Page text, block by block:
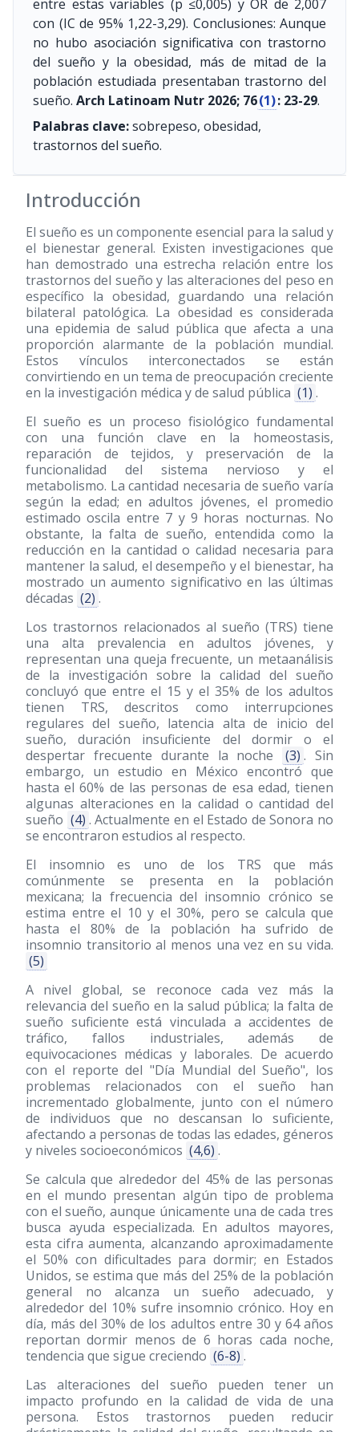
entre estas variables (p ≤0,005) y OR de 2,007
con (IC de 95% 1,22-3,29). Conclusiones: Aunque
no hubo asociación significativa con trastorno
del sueño y la obesidad, más de mitad de la
población estudiada presentaban trastorno del
sueño. Arch Latinoam Nutr 2026; 76(1): 23-29.
Palabras clave:sobrepeso, obesidad,
trastornos del sueño.
Introducción
El sueño es un componente esencial para la salud y
el bienestar general. Existen investigaciones que
han demostrado una estrecha relación entre los
trastornos del sueño y las alteraciones del peso en
específico la obesidad, guardando una relación
bilateral patológica. La obesidad es considerada
una epidemia de salud pública que afecta a una
proporción alarmante de la población mundial.
Estos vínculos interconectados se están
convirtiendo en un tema de preocupación creciente
en la investigación médica y de salud pública (1) .
El sueño es un proceso fisiológico fundamental
con una función clave en la homeostasis,
reparación de tejidos, y preservación de la
funcionalidad del sistema nervioso y el
metabolismo. La cantidad necesaria de sueño varía
según la edad; en adultos jóvenes, el promedio
estimado oscila entre 7 y 9 horas nocturnas. No
obstante, la falta de sueño, entendida como la
reducción en la cantidad o calidad necesaria para
mantener la salud, el desempeño y el bienestar, ha
mostrado un aumento significativo en las últimas
décadas (2) .
Los trastornos relacionados al sueño (TRS) tiene
una alta prevalencia en adultos jóvenes, y
representan una queja frecuente, un metaanálisis
de la investigación sobre la calidad del sueño
concluyó que entre el 15 y el 35% de los adultos
tienen TRS, descritos como interrupciones
regulares del sueño, latencia alta de inicio del
sueño, duración insuficiente del dormir o el
despertar frecuente durante la noche
(3) . Sin
embargo, un estudio en México encontró que
hasta el 60% de las personas de esa edad, tienen
algunas alteraciones en la calidad o cantidad del
sueño (4) . Actualmente en el Estado de Sonora no
se encontraron estudios al respecto.
El insomnio es uno de los TRS que más
comúnmente se presenta en la población
mexicana; la frecuencia del insomnio crónico se
estima entre el 10 y el 30%, pero se calcula que
hasta el 80% de la población ha sufrido de
insomnio transitorio al menos una vez en su vida.
(5)
A nivel global, se reconoce cada vez más la
relevancia del sueño en la salud pública; la falta de
sueño suficiente está vinculada a accidentes de
tráfico, fallos industriales, además de
equivocaciones médicas y laborales. De acuerdo
con el reporte del "Día Mundial del Sueño", los
problemas relacionados con el sueño han
incrementado globalmente, junto con el número
de individuos que no descansan lo suficiente,
afectando a personas de todas las edades, géneros
y niveles socioeconómicos (4,6) .
Se calcula que alrededor del 45% de las personas
en el mundo presentan algún tipo de problema
con el sueño, aunque únicamente una de cada tres
busca ayuda especializada. En adultos mayores,
esta cifra aumenta, alcanzando aproximadamente
el 50% con dificultades para dormir; en Estados
Unidos, se estima que más del 25% de la población
general no alcanza un sueño adecuado, y
alrededor del 10% sufre insomnio crónico. Hoy en
día, más del 30% de los adultos entre 30 y 64 años
reportan dormir menos de 6 horas cada noche,
tendencia que sigue creciendo (6-8) .
Las alteraciones del sueño pueden tener un
impacto profundo en la calidad de vida de una
persona. Estos trastornos pueden reducir